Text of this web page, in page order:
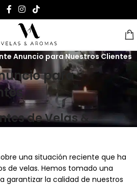
Anuncio para Nuestros Clientes
para
de Velas &
una situación reciente que ha
de velas. Hemos tomado una
garantizar la calidad de nuestros